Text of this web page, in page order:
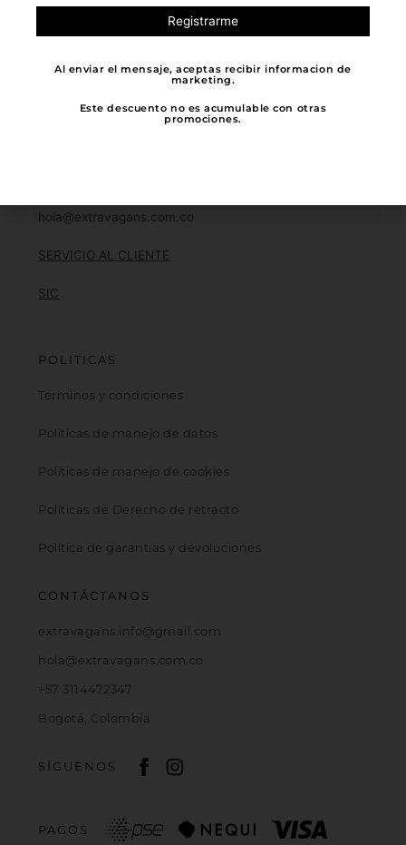
Al comprar nuestras prendas apoyas a
muchos otros micro empresarios, pues
colombiana, ¡Mil mil gracias por elegir
la industria Nacional!
hola@extravagans.com.co
SERVICIO AL CLIENTE
SIC
POLITICAS
Terminos y condiciones
Políticas de manejo de datos
Políticas de manejo de cookies
Políticas de Derecho de retracto
Política de garantías y devoluciones
CONTÁCTANOS
extravagans.info@gmail.com
hola@extravagans.com.co
+57 3114472347
Bogotá, Colombia
SÍGUENOS
PAGOS
Al enviar el mensaje, aceptas recibir informacion de
marketing.
Este descuento no es acumulable con otras
promociones.